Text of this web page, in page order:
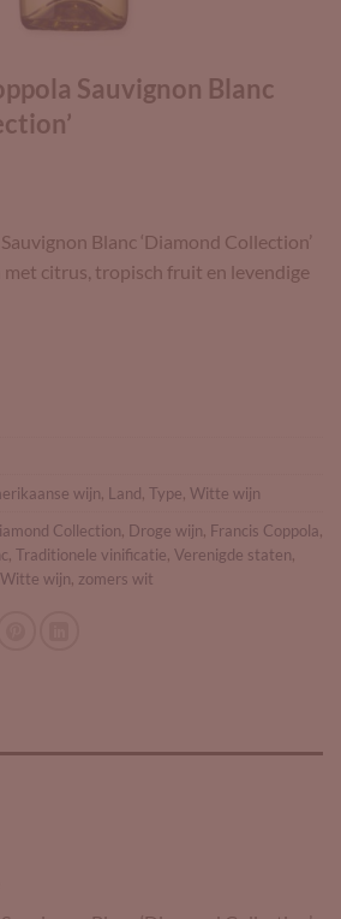
Sauvignon Blanc
Blanc ‘Diamond Collection’
citrus, tropisch fruit en levendige
wijn, Land, Type, Witte wijn
Collection, Droge wijn, Francis Coppola,
, Traditionele vinificatie, Verenigde staten,
Witte wijn, zomers wit